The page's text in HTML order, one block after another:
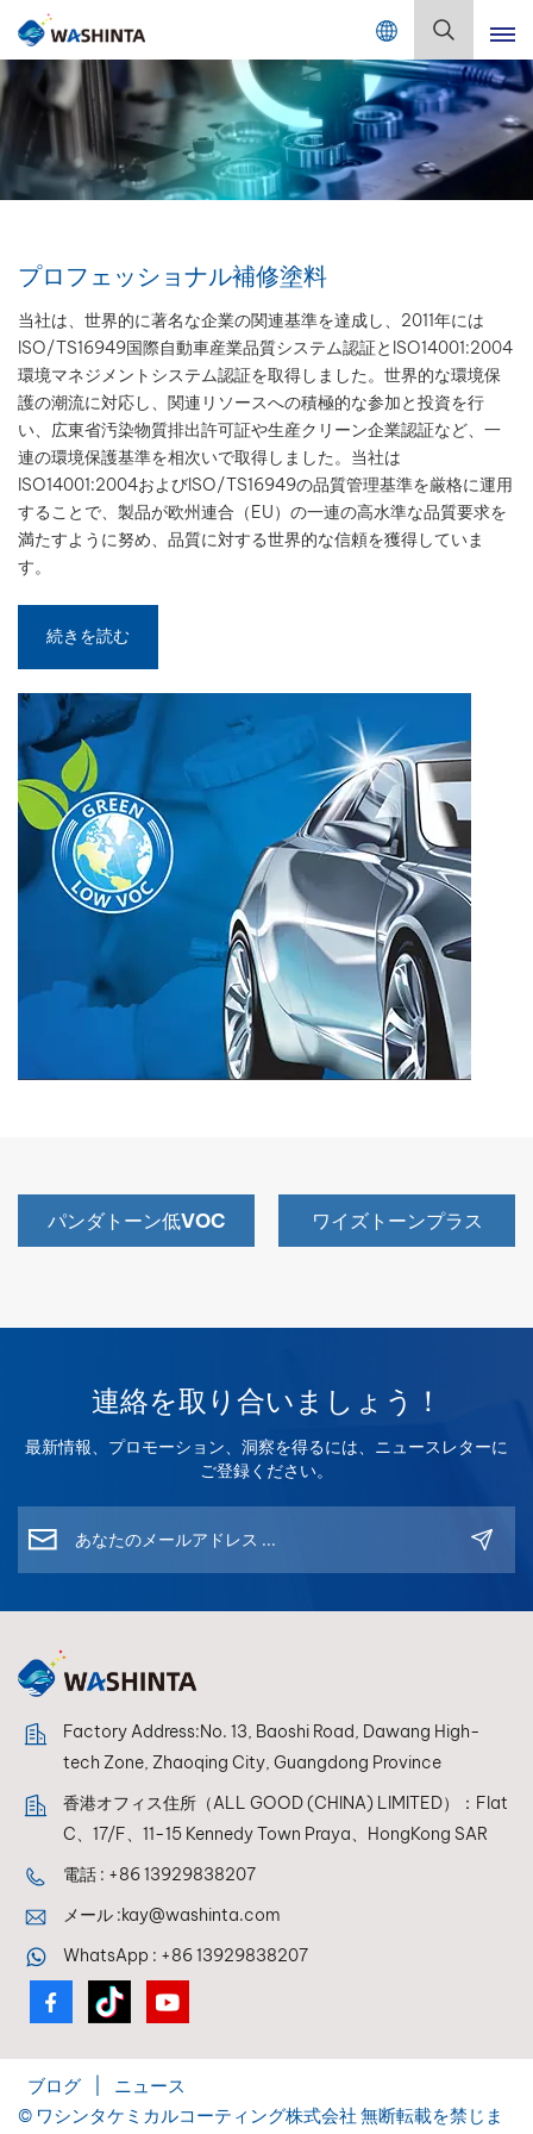
Mix Color Online
本
語
English
Français
Deutsch
Русский
Español
Português
日本語
한국어
中文
プロフェッショナル補修塗料
当社は、世界的に著名な企業の関連基準を達成し、2011年には
ISO/TS16949国際自動車産業品質システム認証とISO14001:2004
環境マネジメントシステム認証を取得しました。世界的な環境保
護の潮流に対応し、関連リソースへの積極的な参加と投資を行
い、広東省汚染物質排出許可証や生産クリーン企業認証など、一
連の環境保護基準を相次いで取得しました。当社は
ISO14001:2004およびISO/TS16949の品質管理基準を厳格に運用
することで、製品が欧州連合（EU）の一連の高水準な品質要求を
満たすように努め、品質に対する世界的な信頼を獲得していま
す。
続きを読む
パンダトーン低VOC ワイズトーンプラス
連絡を取り合いましょう！
最新情報、プロモーション、洞察を得るには、ニュースレターに
ご登録ください。
Factory Address:No. 13, Baoshi Road, Dawang High-
tech Zone, Zhaoqing City, Guangdong Province
香港オフィス住所（ALL GOOD (CHINA) LIMITED）：Flat
C、17/F、11-15 Kennedy Town Praya、HongKong SAR
電話 : +86 13929838207
メール :kay@washinta.com
WhatsApp : +86 13929838207
ブログ
ニュース
© ワシンタケミカルコーティング株式会社 無断転載を禁じま